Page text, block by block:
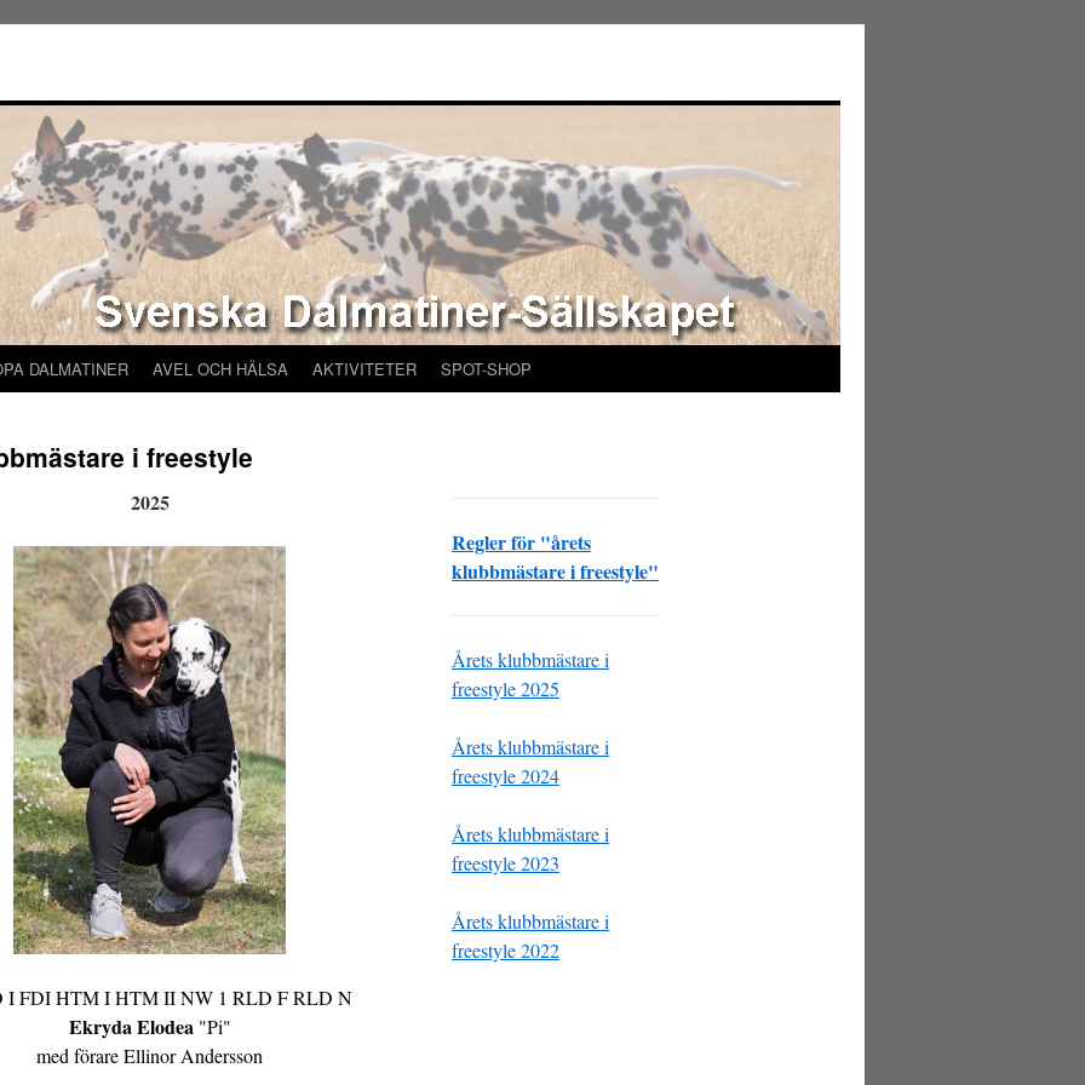
DALMATINER AVEL OCH HÄLSA AKTIVITETER SPOT-SHOP
i freestyle
2025
I FDI HTM I HTM II NW 1 RLD F RLD N
Ekryda Elodea "Pi"
med förare Ellinor Andersson
Regler för "årets
klubbmästare i freestyle"
Årets klubbmästare i
freestyle 2025
Årets klubbmästare i
freestyle 2024
Årets klubbmästare i
freestyle 2023
Årets klubbmästare i
freestyle 2022